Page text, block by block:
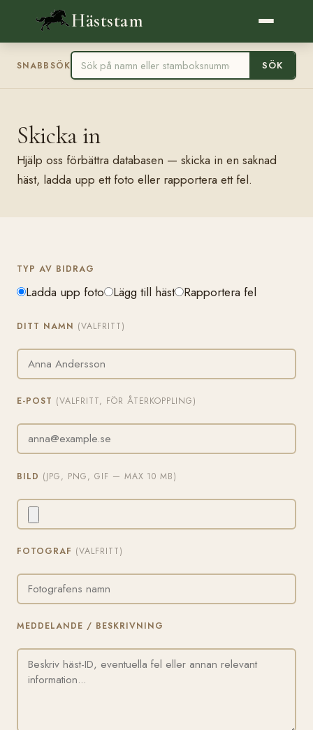
Häststam
SNABBSÖK SÖK
Skicka in
Hjälp oss förbättra databasen — skicka in en saknad
häst, ladda upp ett foto eller rapportera ett fel.
TYP AV BIDRAG
Ladda upp foto Lägg till häst Rapportera fel
DITT NAMN (VALFRITT)
E-POST (VALFRITT, FÖR ÅTERKOPPLING)
BILD (JPG, PNG, GIF — MAX 10 MB)
FOTOGRAF (VALFRITT)
MEDDELANDE / BESKRIVNING